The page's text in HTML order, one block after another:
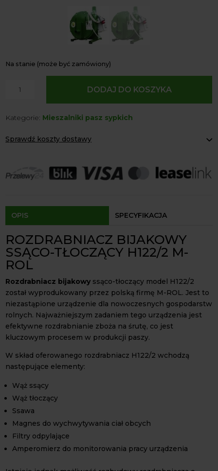
Na stanie (może być zamówiony)
ssąco–
H122/2
18,5kW
DODAJ DO KOSZYKA
Kategorie: Mieszalniki pasz sypkich
Sprawdź koszty dostawy
Agrol transport: 200 zł
Agrol transport gabaryty: ustalane indywidualnie
Dostępność form dostawy i ceny uzależniona od produktu.
OPIS SPECYFIKACJA
ROZDRABNIACZ BIJAKOWY
SSĄCO-TŁOCZĄCY H122/2 M-
ROL
Rozdrabniacz bijakowy ssąco-tłoczący model H122/2
został wyprodukowany przez polską firmę M-ROL. Jest to
niezastąpione urządzenie dla nowoczesnych gospodarstw
rolnych. Najważniejszym zadaniem tego urządzenia jest
efektywne rozdrabnianie zboża na śrutę, co jest
kluczowym procesem w produkcji paszy.
W skład oferowanego rozdrabniacz H122/2 wchodzą
następujące elementy:
Wąż ssący
Wąż tłoczący
Ssawa
Magnes do wychwytywania ciał obcych
Filtry odpylające
Amperomierz do monitorowania pracy urządzenia